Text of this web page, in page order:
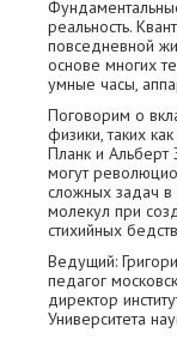
реальность.
повседневной
основе многих
умные часы,
Поговорим о
физики, таких
Планк и Альберт
могут
сложных задач в
молекул при
стихийных
Ведущий:
педагог
директор
Университета